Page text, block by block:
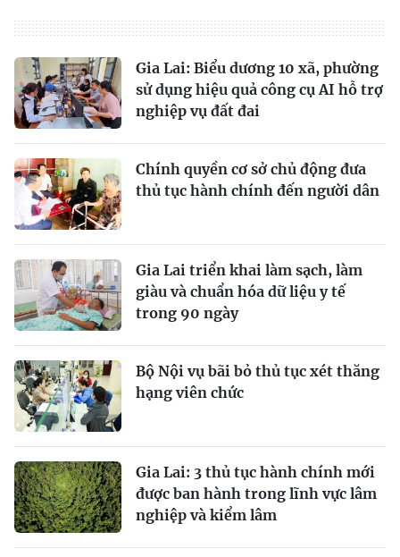
Gia Lai: Biểu dương 10 xã, phường
sử dụng hiệu quả công cụ AI hỗ trợ
nghiệp vụ đất đai
Chính quyền cơ sở chủ động đưa
thủ tục hành chính đến người dân
Gia Lai triển khai làm sạch, làm
giàu và chuẩn hóa dữ liệu y tế
trong 90 ngày
Bộ Nội vụ bãi bỏ thủ tục xét thăng
hạng viên chức
Gia Lai: 3 thủ tục hành chính mới
được ban hành trong lĩnh vực lâm
nghiệp và kiểm lâm